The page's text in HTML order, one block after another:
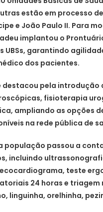
estão em processo
e João Paulo II. Para
implantou o
UBSs, garantindo
dos pacientes.
pela introdução
fisioterapia
ampliando as opções
na rede pública de
população passou a
incluindo
teste
24 horas e
linguinha, orelhinha,